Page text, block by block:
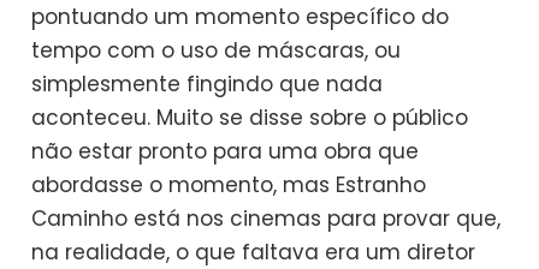
pontuando um momento específico do
tempo com o uso de máscaras, ou
simplesmente fingindo que nada
aconteceu. Muito se disse sobre o público
não estar pronto para uma obra que
abordasse o momento, mas Estranho
Caminho está nos cinemas para provar que,
na realidade, o que faltava era um diretor